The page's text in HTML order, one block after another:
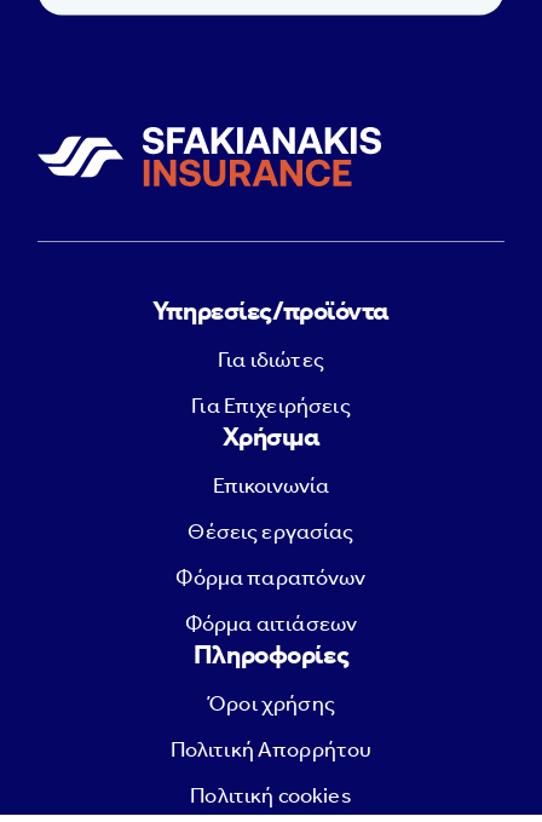
Υπηρεσίες/προϊόντα
Για ιδιώτες
Για Επιχειρήσεις
Χρήσιμα
Επικοινωνία
Θέσεις εργασίας
Φόρμα παραπόνων
Φόρμα αιτιάσεων
Πληροφορίες
Όροι χρήσης
Πολιτική Απορρήτου
Πολιτική cookies